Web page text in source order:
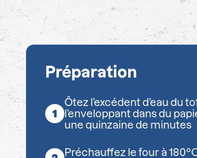
Préparation
Ôtez l’excédent d’eau du
l’enveloppant dans du
une quinzaine de minutes
Préchauffez le four à